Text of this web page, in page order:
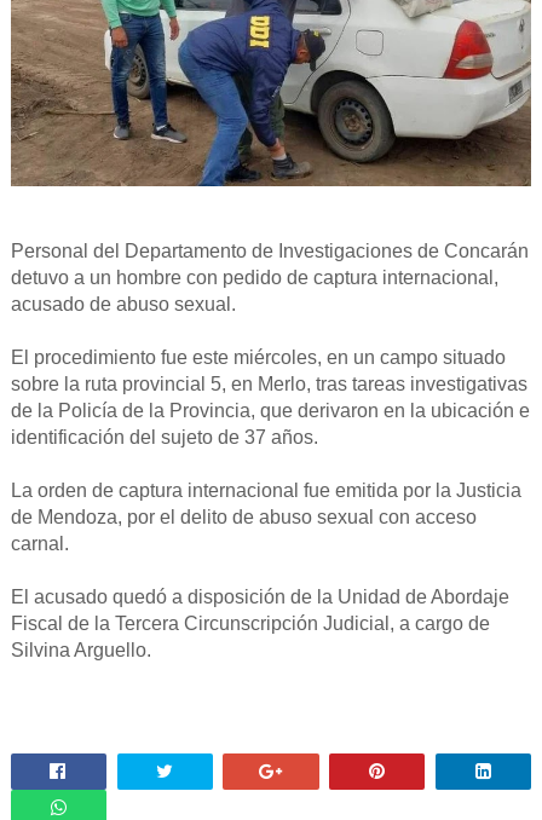
Personal del Departamento de Investigaciones de Concarán
detuvo a un hombre con pedido de captura internacional,
acusado de abuso sexual.
El procedimiento fue este miércoles, en un campo situado
sobre la ruta provincial 5, en Merlo, tras tareas investigativas
de la Policía de la Provincia, que derivaron en la ubicación e
identificación del sujeto de 37 años.
La orden de captura internacional fue emitida por la Justicia
de Mendoza, por el delito de abuso sexual con acceso
carnal.
El acusado quedó a disposición de la Unidad de Abordaje
Fiscal de la Tercera Circunscripción Judicial, a cargo de
Silvina Arguello.